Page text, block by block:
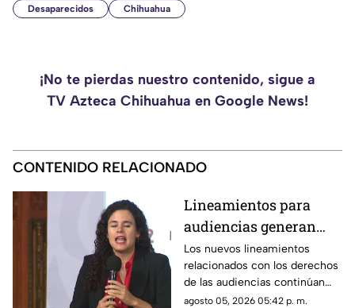
Desaparecidos Chihuahua
¡No te pierdas nuestro contenido, sigue a
TV Azteca Chihuahua en Google News!
CONTENIDO RELACIONADO
Lineamientos para
audiencias generan
debate por posible
censura a medios,
según críticas
Los nuevos lineamientos
relacionados con los derechos
de las audiencias continúan
generando controversia.
agosto 05, 2026 05:42 p. m.